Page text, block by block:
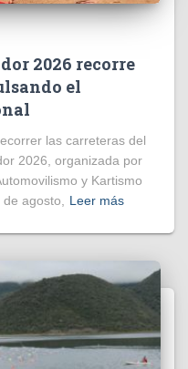
2026 recorre
el
las carreteras del
2026, organizada por
y Kartismo
agosto,
Leer más